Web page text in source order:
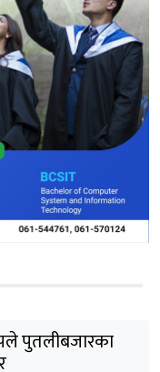
पुतलीबजारका